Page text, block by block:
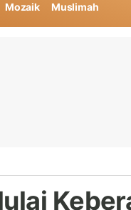
Mozaik Muslimah